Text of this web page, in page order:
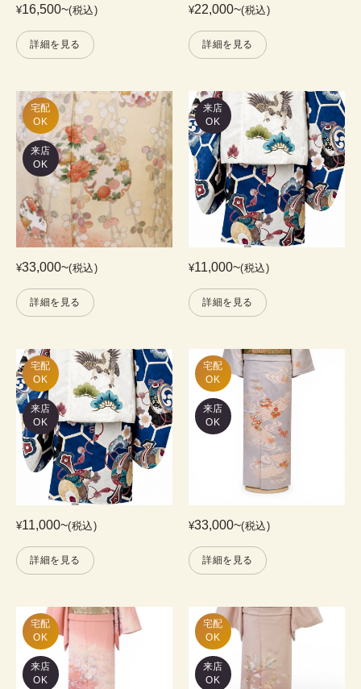
¥16,500~(税込)
詳細を見る
¥22,000~(税込)
詳細を見る
宅配
OK
来店
OK
¥33,000~(税込)
詳細を見る
来店
OK
¥11,000~(税込)
詳細を見る
宅配
OK
来店
OK
¥11,000~(税込)
詳細を見る
宅配
OK
来店
OK
¥33,000~(税込)
詳細を見る
宅配
OK
来店
OK
宅配
OK
来店
OK